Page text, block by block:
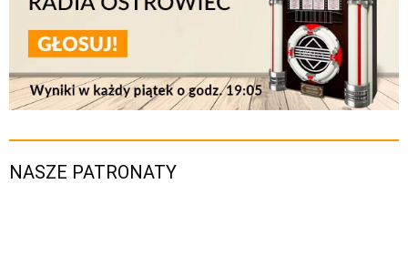
NASZE PATRONATY